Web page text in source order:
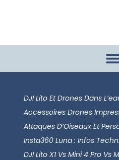
DJI Lito Et Drones Dans
Accessoires Drones
Attaques D’Oiseaux Et
Insta360 Luna : Infos
DJI Lito X1 Vs Mini 4 Pro Vs